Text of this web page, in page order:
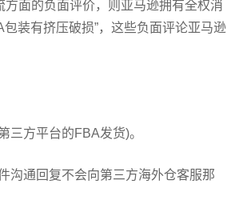
面的负面评价，则亚马逊拥有全权消
装有挤压破损”，这些负面评论亚马逊
三方平台的FBA发货)。
沟通回复不会向第三方海外仓客服那